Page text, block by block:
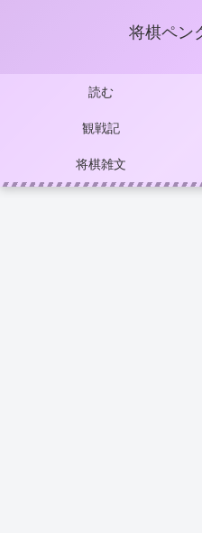
将棋ペン
読む
観戦記
将棋雑文